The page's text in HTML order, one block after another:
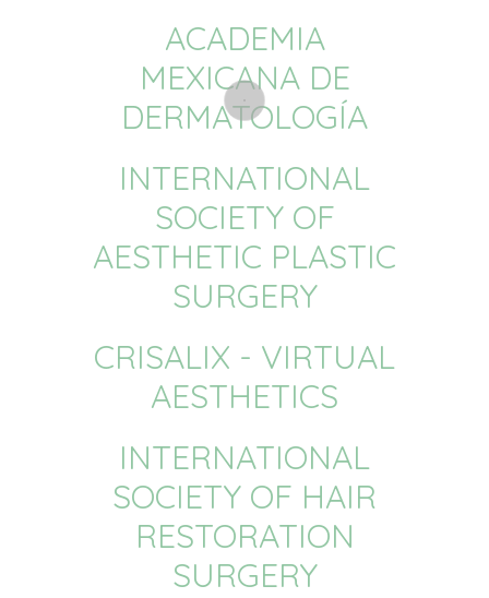
ACADEMIA
MEXICANA DE
DERMATOLOGÍA
INTERNATIONAL
SOCIETY OF
AESTHETIC PLASTIC
SURGERY
CRISALIX - VIRTUAL
AESTHETICS
INTERNATIONAL
SOCIETY OF HAIR
RESTORATION
SURGERY